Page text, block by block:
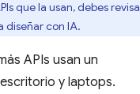
que la usan, debes
diseñar con IA.
APIs usan un
y laptops.